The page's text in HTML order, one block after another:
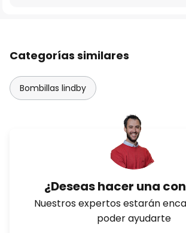
Categorías similares
Bombillas lindby
¿Deseas hacer una
Nuestros expertos estarán
poder ayudarte